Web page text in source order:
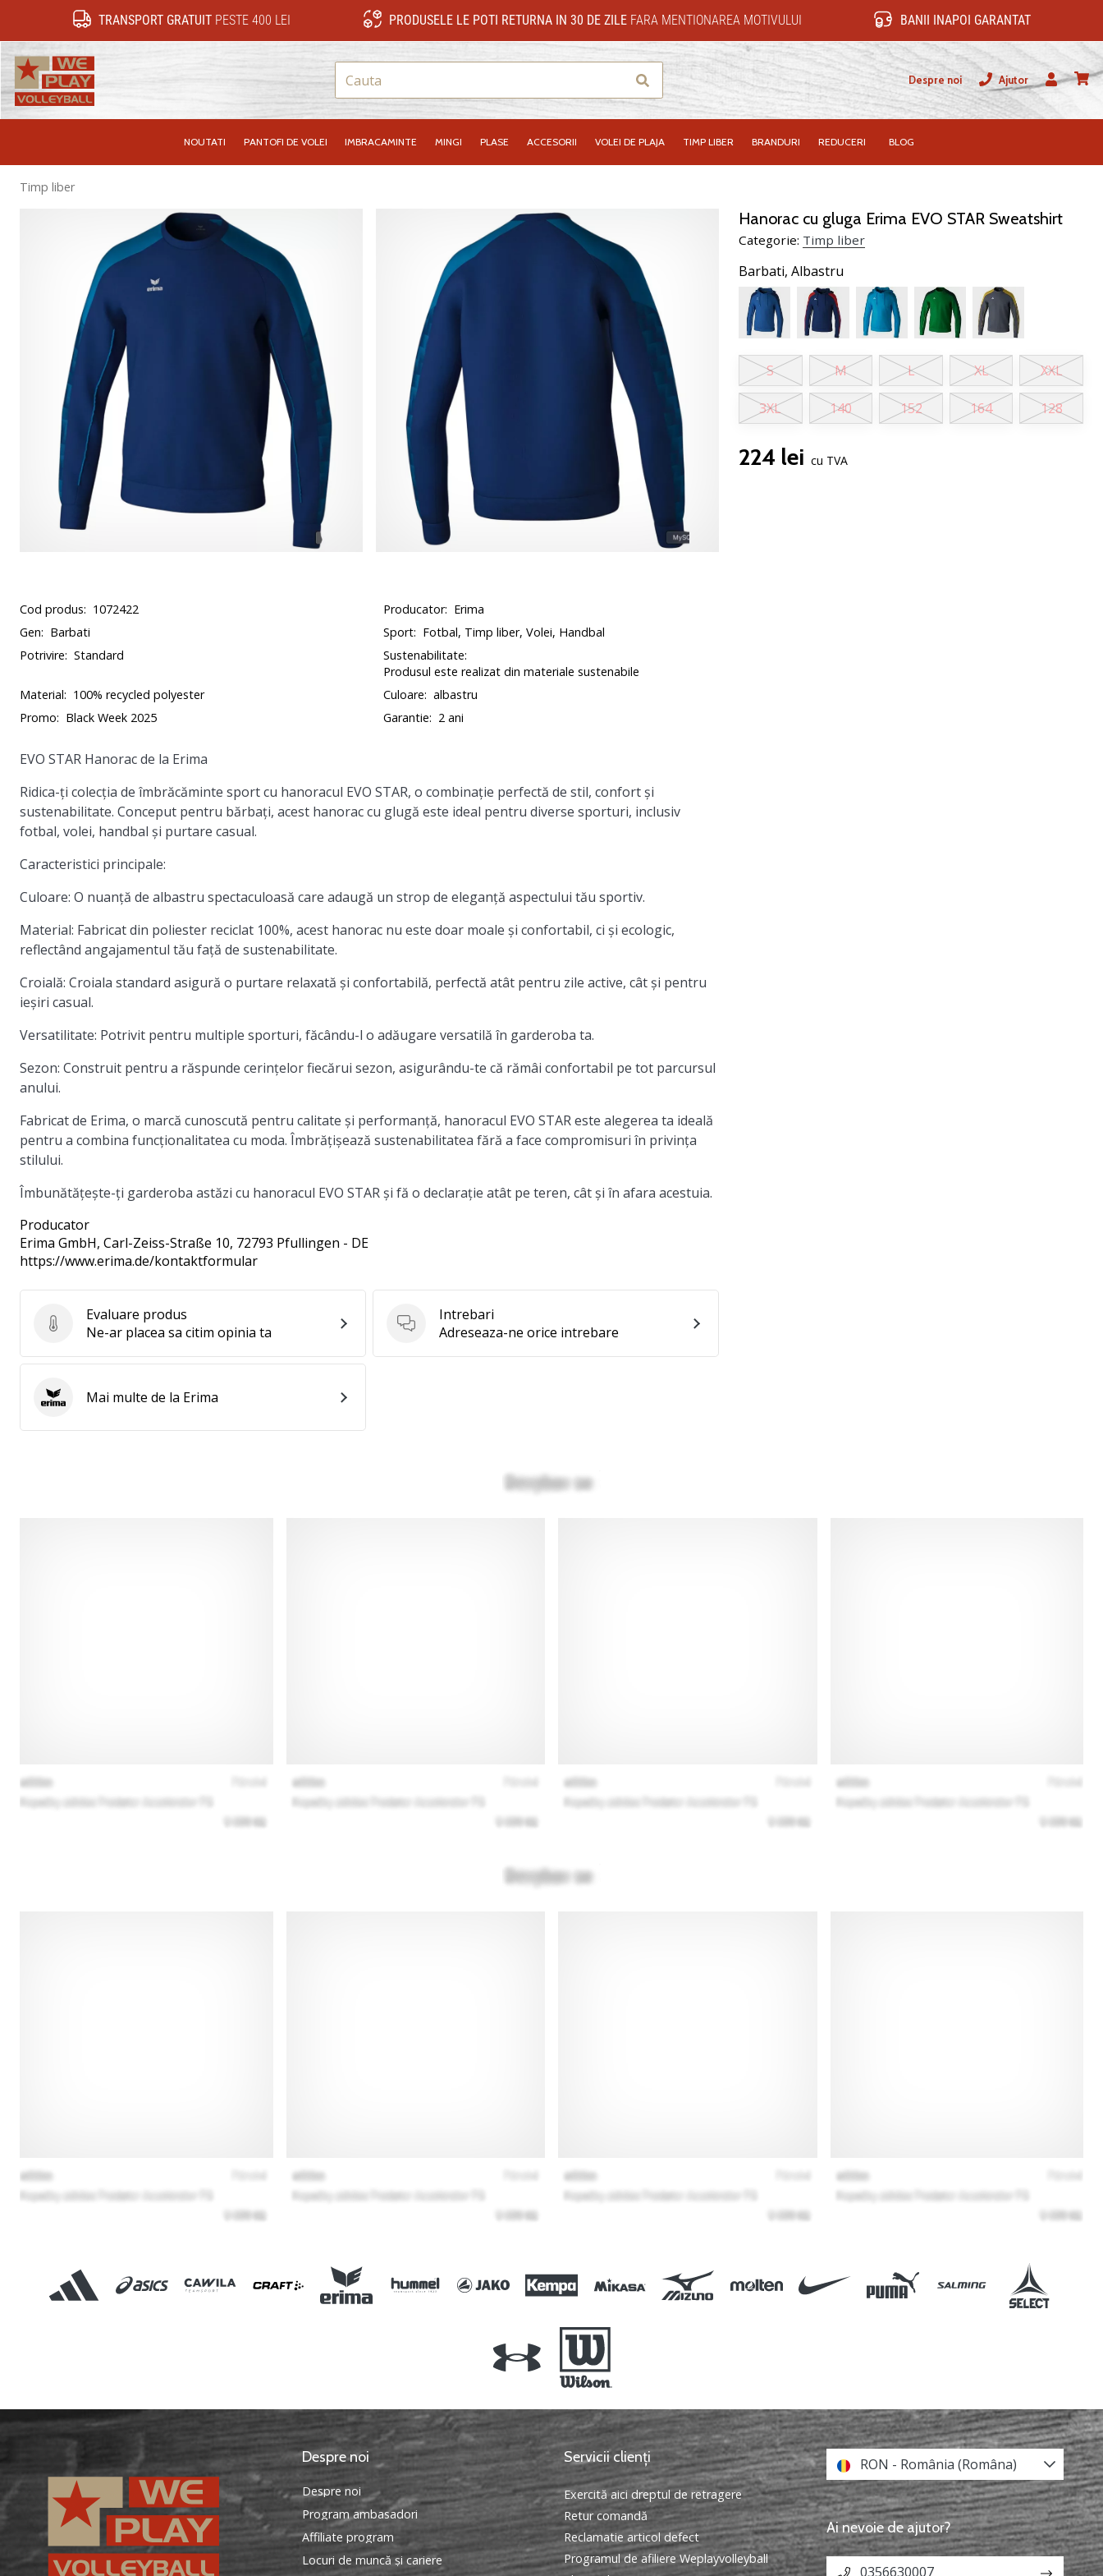
TRANSPORT GRATUITPESTE 400 LEI PRODUSELE LE POTI RETURNA IN 30 DE ZILEFARA MENTIONAREA MOTIVULUI BANII INAPOI GARANTAT
Cauta Despre noi
Ajutor
Utilizator
NOUTATI PANTOFI DE VOLEI IMBRACAMINTE MINGI PLASE ACCESORII VOLEI DE PLAJA TIMP LIBER BRANDURI REDUCERI BLOG
Timp liber
Hanorac cu gluga Erima EVO STAR Sweatshirt
Categorie: Timp liber
Barbati, Albastru
S M L XL XXL
3XL 140 152 164 128
224 lei cu TVA
Cod produs: 1072422 Producator: Erima
Gen: Barbati Sport: Fotbal, Timp liber, Volei, Handbal
Potrivire: Standard
Sustenabilitate:
Produsul este realizat din materiale sustenabile
Material: 100% recycled polyester Culoare: albastru
Promo: Black Week 2025 Garantie: 2 ani
EVO STAR Hanorac de la Erima
Ridica-ți colecția de îmbrăcăminte sport cu hanoracul EVO STAR, o combinație perfectă de stil, confort și
sustenabilitate. Conceput pentru bărbați, acest hanorac cu glugă este ideal pentru diverse sporturi, inclusiv
fotbal, volei, handbal și purtare casual.
Caracteristici principale:
Culoare: O nuanță de albastru spectaculoasă care adaugă un strop de eleganță aspectului tău sportiv.
Material: Fabricat din poliester reciclat 100%, acest hanorac nu este doar moale și confortabil, ci și ecologic,
reflectând angajamentul tău față de sustenabilitate.
Croială: Croiala standard asigură o purtare relaxată și confortabilă, perfectă atât pentru zile active, cât și pentru
ieșiri casual.
Versatilitate: Potrivit pentru multiple sporturi, făcându-l o adăugare versatilă în garderoba ta.
Sezon: Construit pentru a răspunde cerințelor fiecărui sezon, asigurându-te că rămâi confortabil pe tot parcursul
anului.
Fabricat de Erima, o marcă cunoscută pentru calitate și performanță, hanoracul EVO STAR este alegerea ta ideală
pentru a combina funcționalitatea cu moda. Îmbrățișează sustenabilitatea fără a face compromisuri în privința
stilului.
Îmbunătățește-ți garderoba astăzi cu hanoracul EVO STAR și fă o declarație atât pe teren, cât și în afara acestuia.
Producator
Erima GmbH, Carl-Zeiss-Straße 10, 72793 Pfullingen - DE
https://www.erima.de/kontaktformular
Evaluare produs
Evaluare produs
Ne-ar placea sa citim opinia ta
Intrebari
Intrebari
Adreseaza-ne orice intrebare
ErimaMai multe de la Erima
Despre noi
Despre noi
Program ambasadori
Affiliate program
Locuri de muncă și cariere
Servicii clienți
Exercită aici dreptul de retragere
Retur comandă
Reclamatie articol defect
Programul de afiliere Weplayvolleyball
RON - România (Româna)
Ai nevoie de ajutor?
0356630007